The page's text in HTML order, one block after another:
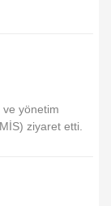
ve yönetim
ziyaret etti.